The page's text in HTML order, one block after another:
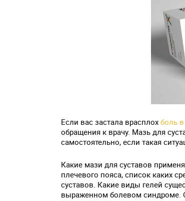
Если вас застала врасплох боль в
обращения к врачу. Мазь для
самостоятельно, если такая
Какие мази для суставов
плечевого пояса, список каких
суставов. Какие виды гелей
выраженном болевом синдроме.